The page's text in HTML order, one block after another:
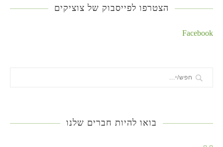
הצטרפו לפייסבוק של צוציקים
Facebook
בואו להיות חברים שלנו